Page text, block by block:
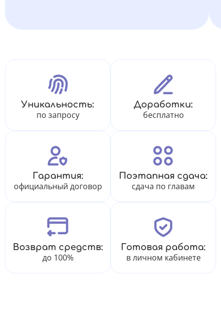
Уникальность:
по запросу
Доработки:
бесплатно
Гарантия:
официальный договор
Поэтапная сдача:
сдача по главам
Возврат средств:
до 100%
Готовая работа:
в личном кабинете